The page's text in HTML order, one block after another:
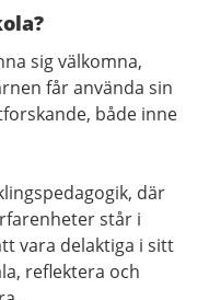
sig välkomna,
får använda sin
både inne
där
står i
vara delaktiga i sitt
reflektera och